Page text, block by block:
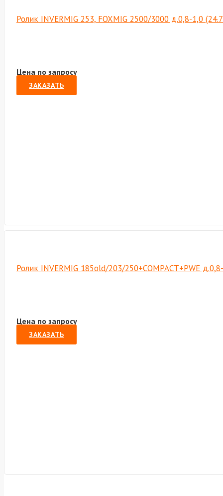
Ролик INVERMIG 253, FOXMIG 2500/3000 д.0,8-1,0
Цена по запросу
ЗАКАЗАТЬ
Ролик INVERMIG 185old/203/250+COMPACT+PWE
Цена по запросу
ЗАКАЗАТЬ